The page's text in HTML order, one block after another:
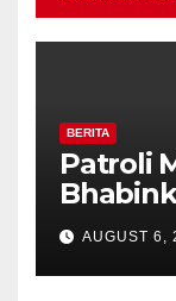
BERITA
Patroli
Pilar
Perkuat
Diajak
AUGUST 6,